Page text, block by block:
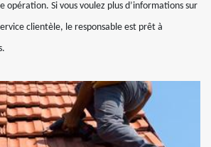
opération. Si vous voulez plus d’informations sur
clientèle, le responsable est prêt à